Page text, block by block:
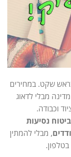
שקט. במחירים
בכל מדינה מבלי לדאוג
וכבודה.
ביטוח נסיעות
, מבלי להמתין